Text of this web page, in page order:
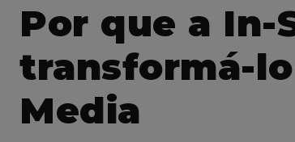
Por que a In-
transformá-
Media